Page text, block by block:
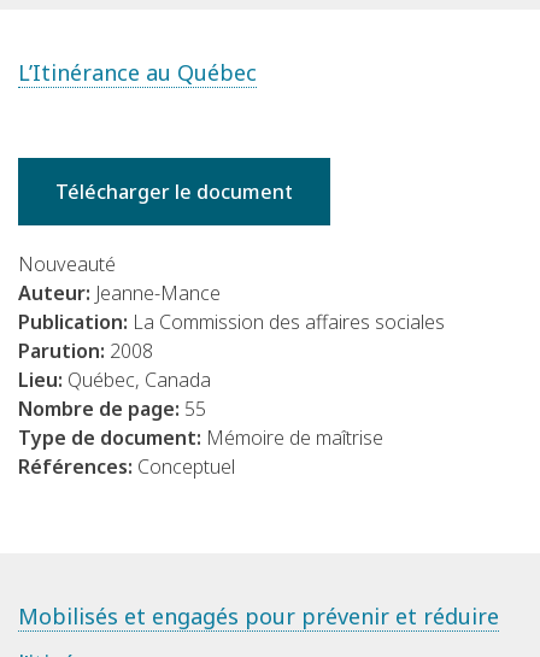
L’Itinérance au Québec
Télécharger le document
Nouveauté
Auteur: Jeanne-Mance
Publication: La Commission des affaires sociales
Parution: 2008
Lieu: Québec, Canada
Nombre de page: 55
Type de document: Mémoire de maîtrise
Références: Conceptuel
Mobilisés et engagés pour prévenir et réduire